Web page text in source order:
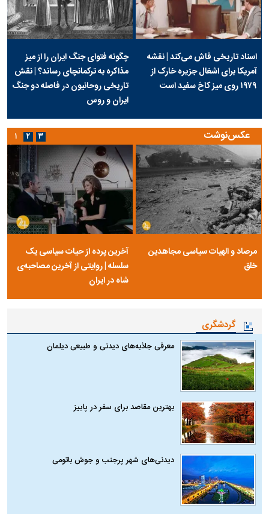
اسناد تاریخی فاش می‌کند | نقشه
آمریکا برای اشغال جزیره خارک از
۱۹۷۹ روی میز کاخ سفید است
چگونه فتوای جنگ ایران را از میز
مذاکره به ترکمانچای رساند؟ | نقش
تاریخی روحانیون در فاصله دو جنگ
ایران و روس
عکس‌نوشت
مرصاد و الهیات سیاسی مجاهدین
خلق
آخرین پرده از حیات سیاسی یک
سلسله | روایتی از آخرین مصاحبه‌ی
شاه در ایران
۱ ۲ ۳
گردشگری
معرفی جاذبه‌های دیدنی و طبیعی دیلمان
بهترین مقاصد برای سفر در پاییز
دیدنی‌های شهر پرجنب و جوش باتومی